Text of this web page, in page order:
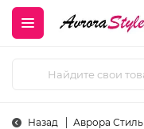
Назад Аврора Стиль